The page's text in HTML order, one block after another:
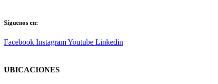
Síguenos en:
Facebook InstagramYoutube Linkedin
UBICACIONES